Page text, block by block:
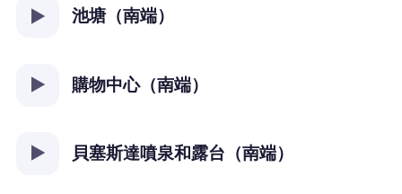
池塘（南端）
購物中心（南端）
貝塞斯達噴泉和露台（南端）